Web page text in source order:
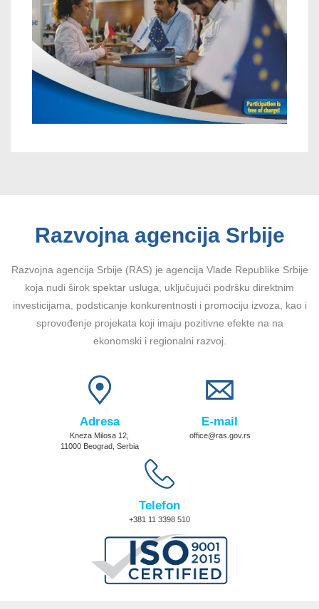
Razvojna agencija Srbije
Razvojna agencija Srbije (RAS) je agencija Vlade Republike Srbije
koja nudi širok spektar usluga, uključujući podršku direktnim
investicijama, podsticanje konkurentnosti i promociju izvoza, kao i
sprovođenje projekata koji imaju pozitivne efekte na na
ekonomski i regionalni razvoj.
Adresa
Kneza Milosa 12,
11000 Beograd, Serbia
E-mail
office@ras.gov.rs
Telefon
+381 11 3398 510